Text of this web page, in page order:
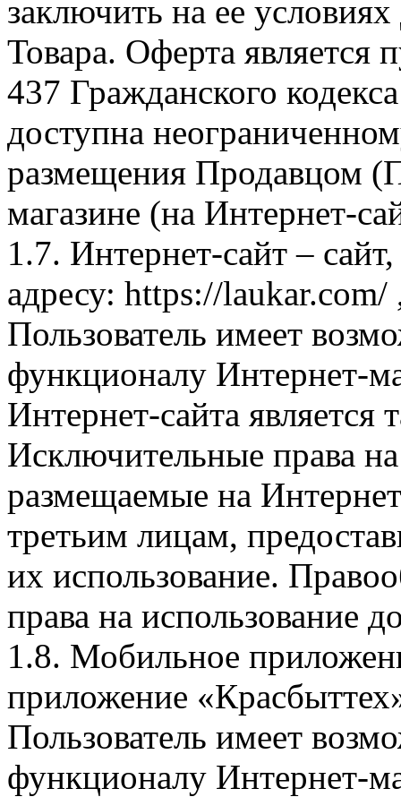
заключить на ее
Товара. Оферта является
437 Гражданского
доступна
размещения Продавцом
магазине (на Интернет-
1.7. Интернет-сайт –
адресу: https://laukar.com/
Пользователь имеет
функционалу Интернет-
Интернет-сайта
Исключительные права
размещаемые на
третьим лицам,
их использование.
права на использование
1.8. Мобильное
приложение
Пользователь имеет
функционалу Интернет-